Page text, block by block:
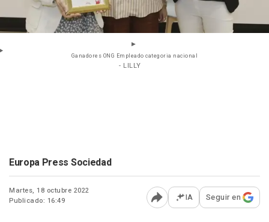
Ganadores ONG Empleado categoria nacional
- LILLY
Europa Press Sociedad
Martes, 18 octubre 2022
Publicado: 16:49
Abrir opciones para
IA Seguir en